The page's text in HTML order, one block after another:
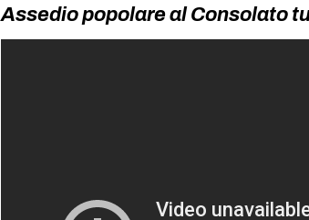
Assedio popolare al Consolato